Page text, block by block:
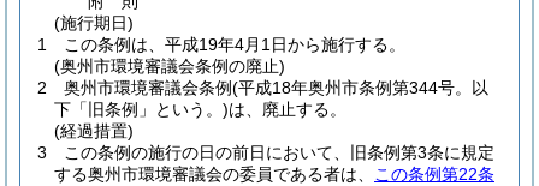
(施行期日)
1
この条例は、平成19年4月1日から施行する。
(奥州市環境審議会条例の廃止)
2
奥州市環境審議会条例(平成18年奥州市条例第344号。以
下「旧条例」という。)は、廃止する。
(経過措置)
3
この条例の施行の日の前日において、旧条例第3条に規定
する奥州市環境審議会の委員である者は、
この条例第22条